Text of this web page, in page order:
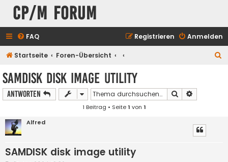
CP/M Forum
FAQ Anmelden
Registrieren
Startseite Foren-Übersicht
SAMDISK disk image utility
Antworten Suche
1 Beitrag • Seite1 von 1
Alfred
SAMDISK disk image utility